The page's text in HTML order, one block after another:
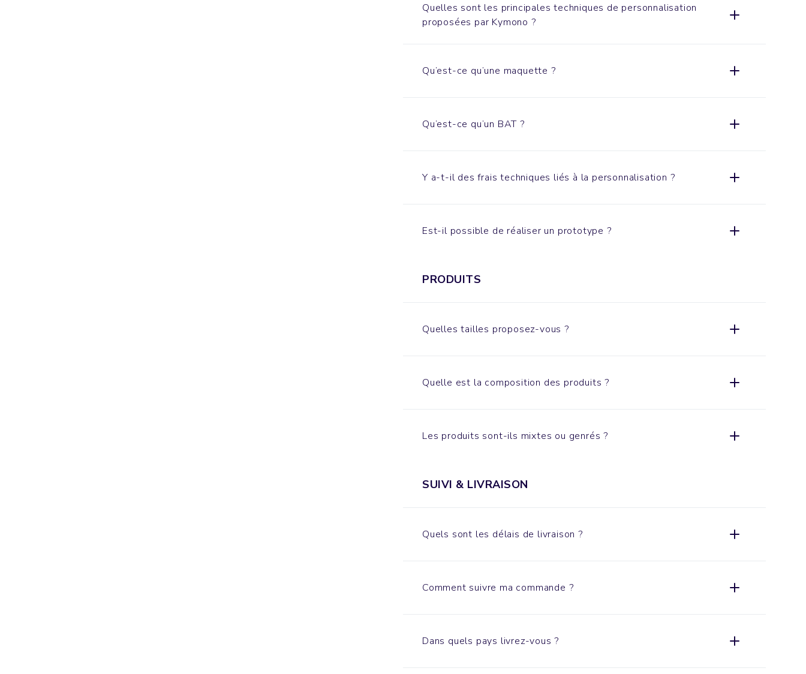
Quelles sont les principales techniques de personnalisation
proposées par Kymono ?
Qu’est-ce qu’une maquette ?
Qu’est-ce qu’un BAT ?
Y a-t-il des frais techniques liés à la personnalisation ?
Est-il possible de réaliser un prototype ?
PRODUITS
Quelles tailles proposez-vous ?
Quelle est la composition des produits ?
Les produits sont-ils mixtes ou genrés ?
SUIVI & LIVRAISON
Quels sont les délais de livraison ?
Comment suivre ma commande ?
Dans quels pays livrez-vous ?